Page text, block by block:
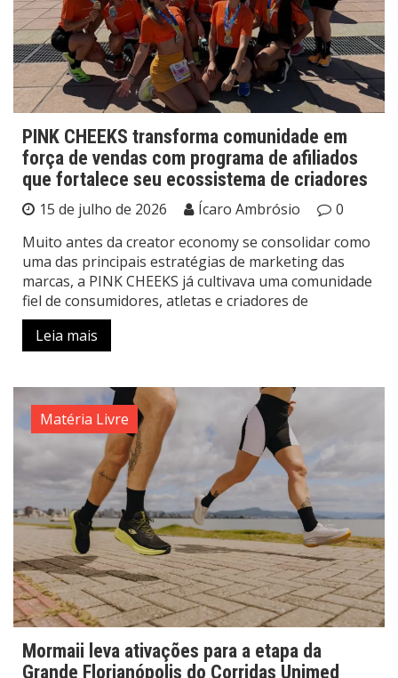
PINK CHEEKS transforma comunidade em
força de vendas com programa de afiliados
que fortalece seu ecossistema de criadores
15 de julho de 2026 Ícaro Ambrósio
0
Muito antes da creator economy se consolidar como
uma das principais estratégias de marketing das
marcas, a PINK CHEEKS já cultivava uma comunidade
fiel de consumidores, atletas e criadores de
Leia mais
Matéria Livre
Mormaii leva ativações para a etapa da
Grande Florianópolis do Corridas Unimed